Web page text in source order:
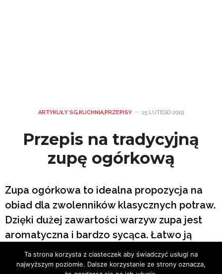
ARTYKUŁY SG KUCHNIAPRZEPISY 15 LUTEGO 2019
Przepis na tradycyjną
zupę ogórkową
Zupa ogórkowa to idealna propozycja na
obiad dla zwolenników klasycznych potraw.
Dzięki dużej zawartości warzyw zupa jest
aromatyczna i bardzo sycąca. Łatwo ją
przyrządzić, bo składniki są proste, a przepis
łatwy. Dobrze smakuje ze świeżym,
Ta strona korzysta z ciasteczek aby świadczyć usługi na
najwyższym poziomie. Dalsze korzystanie ze strony oznacza,